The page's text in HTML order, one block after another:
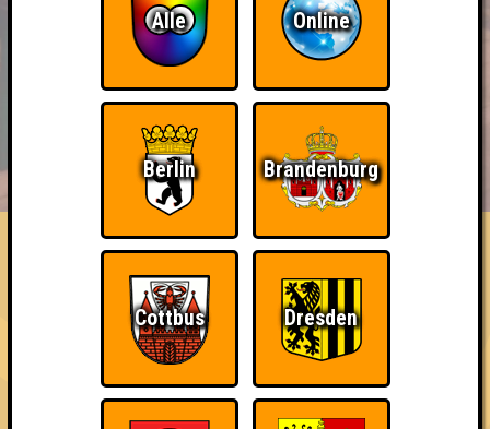
HIGHSCORE RESERVIERUNG
FAQ ÜBER UNS
Seitenquiz Leipzig #89,5
Das Ersti-Quiz! (Freier Eintritt) · 11.10.2018 · StuK Leipzig
Angemeldete Teams
Alle Online
Berlin Brandenburg
Cottbus Dresden